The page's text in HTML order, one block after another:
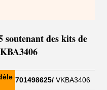
soutenant des kits de
701498625/ VKBA3406